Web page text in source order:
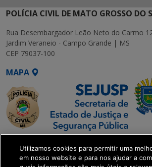
POLÍCIA CIVIL DE MATO GROSSO DO
Rua Desembargador Leão Neto do Carmo
Jardim Veraneio - Campo Grande | MS
CEP 79037-100
MAPA
SETDIG | Secretaria-
Executiva de
Utilizamos cookies para permitir uma
em nosso website e para nos ajudar a